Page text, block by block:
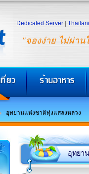
"จองง่าย ไม่ผ่าน
Dedicated Server
อุทยานแห่งชาติทุ่งแสลงหลวง
อุทยา